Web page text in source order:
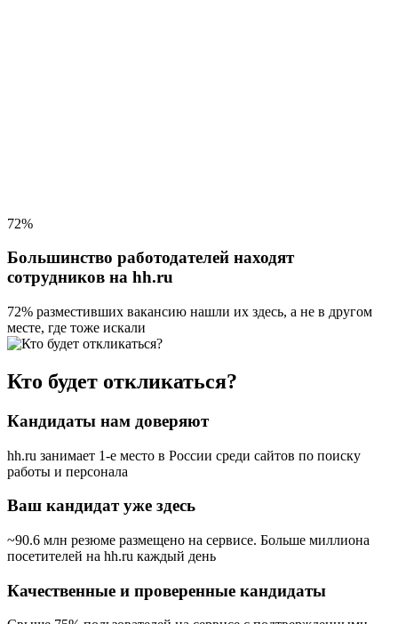
72%
Большинство работодателей находят
сотрудников на hh.ru
72% разместивших вакансию нашли их здесь, а не в другом
месте, где тоже искали
Кто будет откликаться?
Кандидаты нам доверяют
hh.ru занимает 1-е место в России среди сайтов по поиску
работы и персонала
Ваш кандидат уже здесь
~90.6 млн резюме размещено на сервисе. Больше миллиона
посетителей на hh.ru каждый день
Качественные и проверенные кандидаты